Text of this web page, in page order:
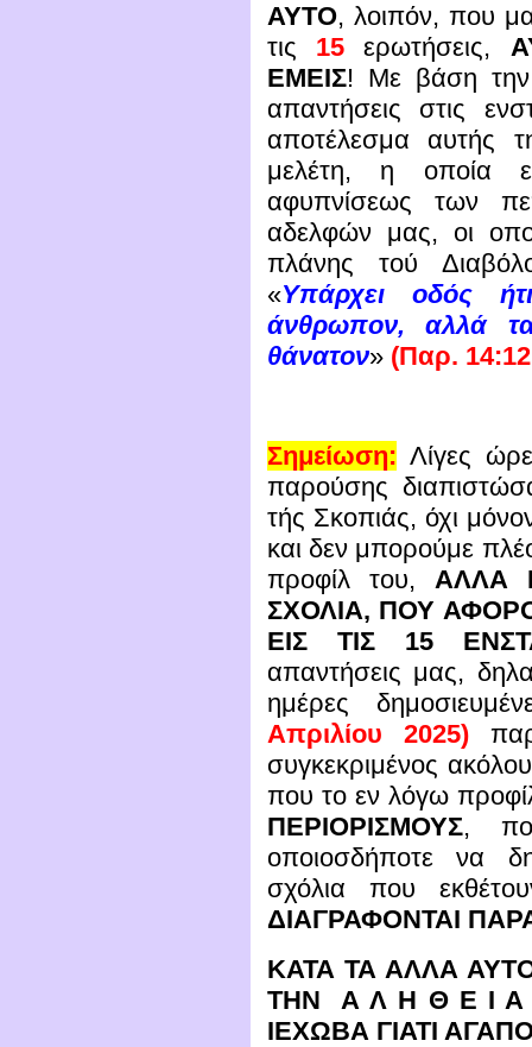
ΑΥΤΟ, λοιπόν, που
τις 15ερωτήσεις,
ΕΜΕΙΣ! Με βάση την
απαντήσεις στις
αποτέλεσμα αυτής
μελέτη, η οποία
αφυπνίσεως των
αδελφών μας, οι
πλάνης τού
«Υπάρχει οδός
άνθρωπον, αλλά
θάνατον» (Παρ.
Σημείωση: Λίγες
παρούσης
τής Σκοπιάς, όχι
και δεν μπορούμε
προφίλ του, ΑΛΛΑ
ΣΧΟΛΙΑ, ΠΟΥ
ΕΙΣ ΤΙΣ 15
απαντήσεις μας,
ημέρες
Απριλίου 2025)
συγκεκριμένος
που το εν λόγω
ΠΕΡΙΟΡΙΣΜΟΥΣ,
οποιοσδήποτε να
σχόλια που
ΔΙΑΓΡΑΦΟΝΤΑΙ
ΚΑΤΑ ΤΑ ΑΛΛΑ
ΤΗΝ Α Λ Η Θ Ε Ι Α
ΙΕΧΩΒΑ ΓΙΑΤΙ